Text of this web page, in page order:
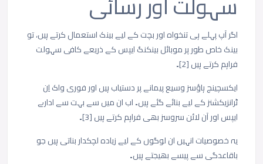
اگرآپپہلےہیتنخواہاوربچتکےلیےبینکاستعمالکرتےہیں،تو
بینکخاصطورپرموبائلبینکنگایپسکےذریعےکافیسہولت
فراہمکرتےہیں[2] ۔
ایکسچینجہاؤسزوسیعپیمانےپردستیابہیںاورفوریواکاِن
ٹرانزیکشنزکےلیےبنائےگئےہیں۔ابانمیںسےبہتسےادارے
ایپساورآنلائنسروسزبھیفراہمکرتےہیں[3] ۔
یہخصوصیاتانہیںانلوگوںکےلیےزیادہلچکداربناتیہیںجو
باقاعدگیسےپیسےبھیجتےہیں۔